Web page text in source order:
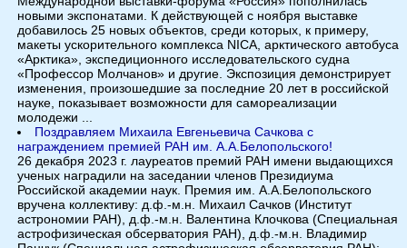
новыми экспонатами. К действующей с ноября выставке
добавилось 25 новых объектов, среди которых, к примеру,
макеты ускорительного комплекса NICA, арктического автобуса
«Арктика», экспедиционного исследовательского судна
«Профессор Молчанов» и другие. Экспозиция демонстрирует
изменения, произошедшие за последние 20 лет в российской
науке, показывает возможности для самореализации
молодежи ...
Поздравляем Михаила Евгеньевича Сачкова с
награждением премией РАН им. А.А.Белопольского!
26 декабря 2023 г. лауреатов премий РАН имени выдающихся
ученых наградили на заседании членов Президиума
Российской академии наук. Премия им. А.А.Белопольского
вручена коллективу: д.ф.-м.н. Михаил Сачков (Институт
астрономии РАН), д.ф.-м.н. Валентина Клочкова (Специальная
астрофизическая обсерватория РАН), д.ф.-м.н. Владимир